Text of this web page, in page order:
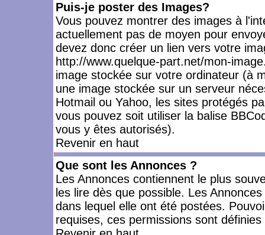
Puis-je poster des Images?
Vous pouvez montrer des images à
actuellement pas de moyen pour
devez donc créer un lien vers votre
http://www.quelque-part.net/mon-
image stockée sur votre ordinateur (à
une image stockée sur un serveur
Hotmail ou Yahoo, les sites protégés
vous pouvez soit utiliser la balise
vous y êtes autorisés).
Revenir en haut
Que sont les Annonces ?
Les Annonces contiennent le plus
les lire dès que possible. Les
dans lequel elle ont été postées.
requises, ces permissions sont